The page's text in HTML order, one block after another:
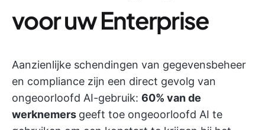
voor uw Enterprise
Aanzienlijke schendingen van gegevensbeheer
en compliance zijn een direct gevolg van
ongeoorloofd AI-gebruik: 60% van de
werknemers geeft toe ongeoorloofd AI te